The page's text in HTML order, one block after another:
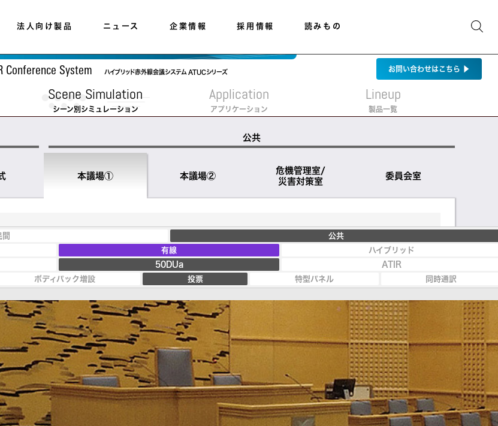
法人向け製品 ニュース 企業情報 採用情報 読みもの
Conference System ハイブリッド赤外線会議システム ATUCシリーズ お問い合わせはこちら ▶
Scene Simulation
シーン別シミュレーション
Application
アプリケーション
Lineup
製品一覧
公共
本議場① 本議場②
危機管理室/
災害対策室
委員会室
間
公共
有線
ハイブリッド
50DUa
ATIR
ボディパック増設 投票 特型パネル 同時通訳